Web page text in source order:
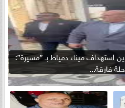
استهداف ميناء دمياط بـ ”مسيرة”:
فارقة...